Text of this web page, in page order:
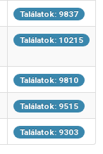
Találatok: 9837
Találatok: 10215
Találatok: 9810
Találatok: 9515
Találatok: 9303